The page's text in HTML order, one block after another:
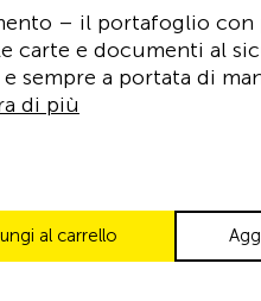
– il portafoglio con
carte e documenti al
sempre a portata di
di più
al carrello